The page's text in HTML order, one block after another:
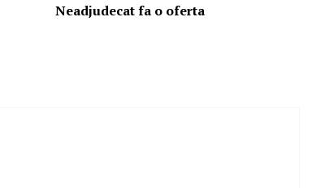
Neadjudecat fa o oferta